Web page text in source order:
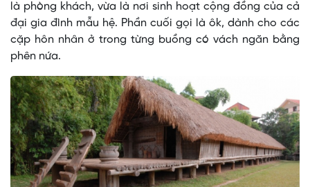
là phòng khách, vừa là nơi sinh hoạt cộng đồng của cả
đại gia đình mẫu hệ. Phần cuối gọi là ôk, dành cho các
cặp hôn nhân ở trong từng buồng có vách ngăn bằng
phên nứa.